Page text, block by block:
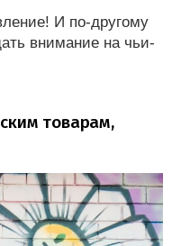
И по-другому
внимание на чьи-
товарам,